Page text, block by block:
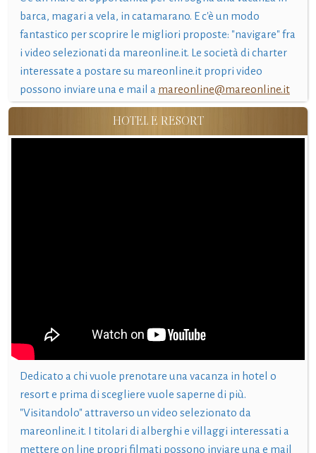
barca, magari a vela, in catamarano. E c'è un modo
fantastico per scoprire le migliori proposte: "navigare" fra
i video selezionati da mareonline.it. Le società di charter
interessate a postare su mareonline.it propri video
possono inviare una e mail a mareonline@mareonline.it
HOTEL E RESORT
Dedicato a chi vuole prenotare una vacanza in hotel o
resort e prima di scegliere vuole saperne di più.
"Visitandolo" attraverso un video selezionato da
mareonline.it. I titolari di alberghi e villaggi interessati a
mettere on line propri filmati possono inviare una e mail